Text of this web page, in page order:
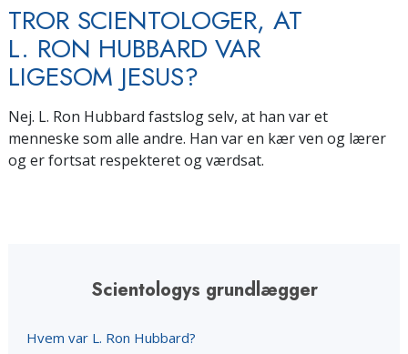
TROR SCIENTOLOGER, AT
L. RON HUBBARD VAR
LIGESOM JESUS?
Nej. L. Ron Hubbard fastslog selv, at han var et
menneske som alle andre. Han var en kær ven og lærer
og er fortsat respekteret og værdsat.
Scientologys grundlægger
Hvem var L. Ron Hubbard?